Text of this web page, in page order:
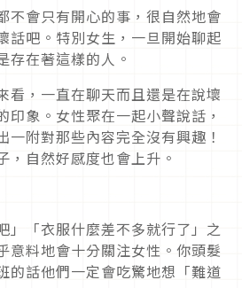
不會只有開心的事，很自然地會
話吧。特別女生，一旦開始聊起
在著這樣的人。
看，一直在聊天而且還是在說壞
印象。女性聚在一起小聲說話，
一附對那些內容完全沒有興趣！
，自然好感度也會上升。
」「衣服什麼差不多就行了」之
意料地會十分關注女性。你頭髮
的話他們一定會吃驚地想「難道